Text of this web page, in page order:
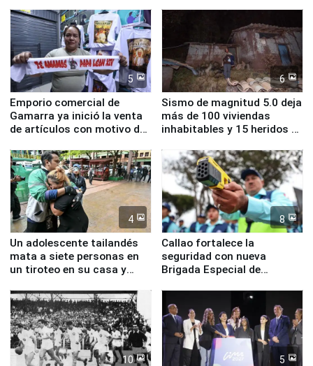
educación, salud y empleo
5
Emporio comercial de
Gamarra ya inició la venta
de artículos con motivo de
6
Sismo de magnitud 5.0 deja
más de 100 viviendas
inhabitables y 15 heridos en
4
Un adolescente tailandés
mata a siete personas en
un tiroteo en su casa y
8
Callao fortalece la
seguridad con nueva
Brigada Especial de
equipamiento para
Serenazgo
10 5